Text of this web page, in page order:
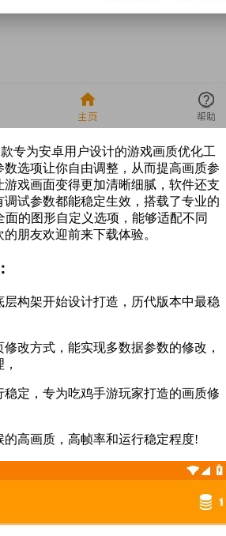
专为安卓用户设计的游戏画质优化工
选项让你自由调整，从而提高画质参
戏画面变得更加清晰细腻，软件还支
调试参数都能稳定生效，搭载了专业的
面的图形自定义选项，能够适配不同
朋友欢迎前来下载体验。
构架开始设计打造，历代版本中最稳
方式，能实现多数据参数的修改，
定，专为吃鸡手游玩家打造的画质修
高画质，高帧率和运行稳定程度!